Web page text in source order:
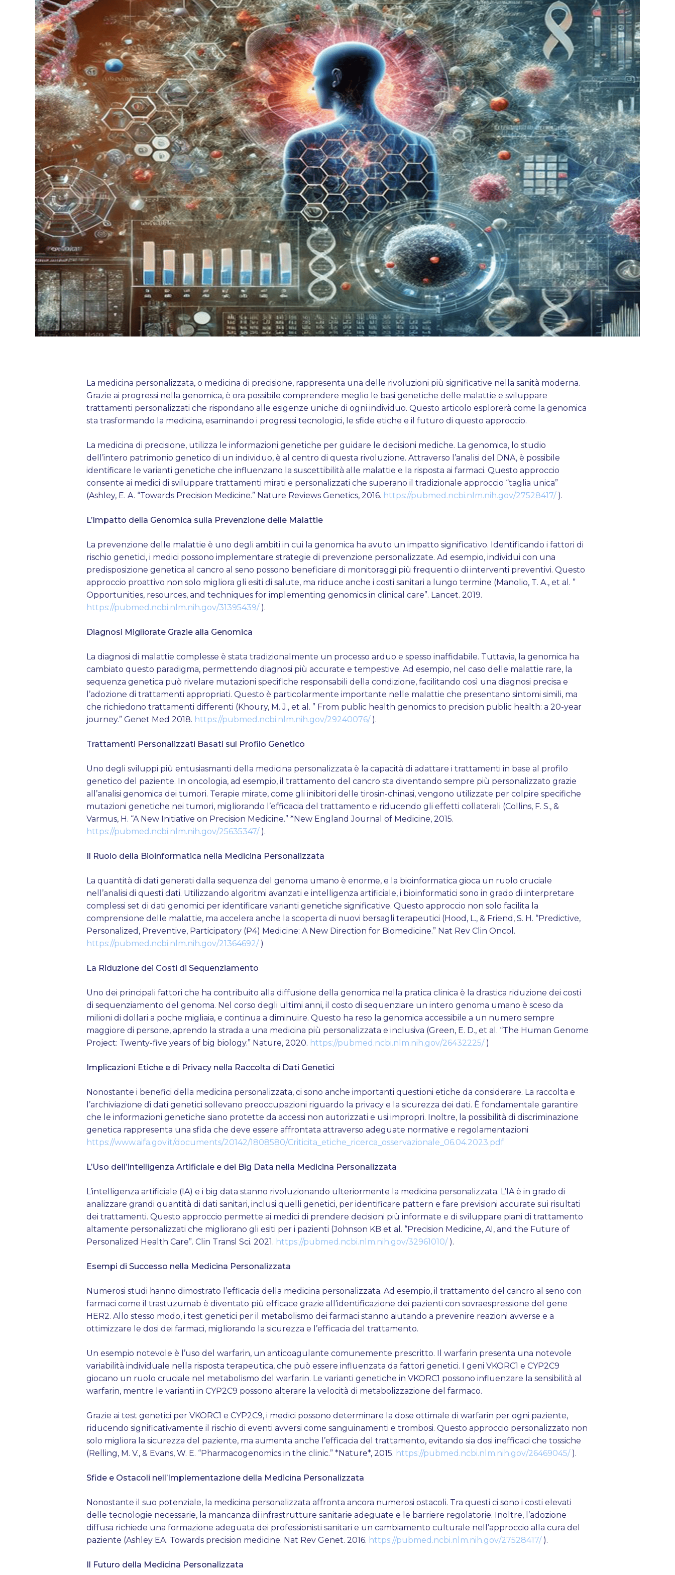
La medicina personalizzata, o medicina di precisione, rappresenta una delle rivoluzioni più significative nella sanità moderna.
Grazie ai progressi nella genomica, è ora possibile comprendere meglio le basi genetiche delle malattie e sviluppare
trattamenti personalizzati che rispondano alle esigenze uniche di ogni individuo. Questo articolo esplorerà come la genomica
sta trasformando la medicina, esaminando i progressi tecnologici, le sfide etiche e il futuro di questo approccio.
La medicina di precisione, utilizza le informazioni genetiche per guidare le decisioni mediche. La genomica, lo studio
dell’intero patrimonio genetico di un individuo, è al centro di questa rivoluzione. Attraverso l’analisi del DNA, è possibile
identificare le varianti genetiche che influenzano la suscettibilità alle malattie e la risposta ai farmaci. Questo approccio
consente ai medici di sviluppare trattamenti mirati e personalizzati che superano il tradizionale approccio “taglia unica”
(Ashley, E. A. “Towards Precision Medicine.” Nature Reviews Genetics, 2016. https://pubmed.ncbi.nlm.nih.gov/27528417/).
L’Impatto della Genomica sulla Prevenzione delle Malattie
La prevenzione delle malattie è uno degli ambiti in cui la genomica ha avuto un impatto significativo. Identificando i fattori di
rischio genetici, i medici possono implementare strategie di prevenzione personalizzate. Ad esempio, individui con una
predisposizione genetica al cancro al seno possono beneficiare di monitoraggi più frequenti o di interventi preventivi. Questo
approccio proattivo non solo migliora gli esiti di salute, ma riduce anche i costi sanitari a lungo termine (Manolio, T. A., et al. ”
Opportunities, resources, and techniques for implementing genomics in clinical care”. Lancet. 2019.
https://pubmed.ncbi.nlm.nih.gov/31395439/).
Diagnosi Migliorate Grazie alla Genomica
La diagnosi di malattie complesse è stata tradizionalmente un processo arduo e spesso inaffidabile. Tuttavia, la genomica ha
cambiato questo paradigma, permettendo diagnosi più accurate e tempestive. Ad esempio, nel caso delle malattie rare, la
sequenza genetica può rivelare mutazioni specifiche responsabili della condizione, facilitando così una diagnosi precisa e
l’adozione di trattamenti appropriati. Questo è particolarmente importante nelle malattie che presentano sintomi simili, ma
che richiedono trattamenti differenti (Khoury, M. J., et al. ” From public health genomics to precision public health: a 20-year
journey.” Genet Med 2018. https://pubmed.ncbi.nlm.nih.gov/29240076/).
Trattamenti Personalizzati Basati sul Profilo Genetico
Uno degli sviluppi più entusiasmanti della medicina personalizzata è la capacità di adattare i trattamenti in base al profilo
genetico del paziente. In oncologia, ad esempio, il trattamento del cancro sta diventando sempre più personalizzato grazie
all’analisi genomica dei tumori. Terapie mirate, come gli inibitori delle tirosin-chinasi, vengono utilizzate per colpire specifiche
mutazioni genetiche nei tumori, migliorando l’efficacia del trattamento e riducendo gli effetti collaterali (Collins, F. S., &
Varmus, H. “A New Initiative on Precision Medicine.” *New England Journal of Medicine, 2015.
https://pubmed.ncbi.nlm.nih.gov/25635347/).
Il Ruolo della Bioinformatica nella Medicina Personalizzata
La quantità di dati generati dalla sequenza del genoma umano è enorme, e la bioinformatica gioca un ruolo cruciale
nell’analisi di questi dati. Utilizzando algoritmi avanzati e intelligenza artificiale, i bioinformatici sono in grado di interpretare
complessi set di dati genomici per identificare varianti genetiche significative. Questo approccio non solo facilita la
comprensione delle malattie, ma accelera anche la scoperta di nuovi bersagli terapeutici (Hood, L., & Friend, S. H. “Predictive,
Personalized, Preventive, Participatory (P4) Medicine: A New Direction for Biomedicine.” Nat Rev Clin Oncol.
https://pubmed.ncbi.nlm.nih.gov/21364692/)
La Riduzione dei Costi di Sequenziamento
Uno dei principali fattori che ha contribuito alla diffusione della genomica nella pratica clinica è la drastica riduzione dei costi
di sequenziamento del genoma. Nel corso degli ultimi anni, il costo di sequenziare un intero genoma umano è sceso da
milioni di dollari a poche migliaia, e continua a diminuire. Questo ha reso la genomica accessibile a un numero sempre
maggiore di persone, aprendo la strada a una medicina più personalizzata e inclusiva (Green, E. D., et al. “The Human Genome
Project: Twenty-five years of big biology.” Nature, 2020. https://pubmed.ncbi.nlm.nih.gov/26432225/)
Implicazioni Etiche e di Privacy nella Raccolta di Dati Genetici
Nonostante i benefici della medicina personalizzata, ci sono anche importanti questioni etiche da considerare. La raccolta e
l’archiviazione di dati genetici sollevano preoccupazioni riguardo la privacy e la sicurezza dei dati. È fondamentale garantire
che le informazioni genetiche siano protette da accessi non autorizzati e usi impropri. Inoltre, la possibilità di discriminazione
genetica rappresenta una sfida che deve essere affrontata attraverso adeguate normative e regolamentazioni
https://www.aifa.gov.it/documents/20142/1808580/Criticita_etiche_ricerca_osservazionale_06.04.2023.pdf
L’Uso dell’Intelligenza Artificiale e dei Big Data nella Medicina Personalizzata
L’intelligenza artificiale (IA) e i big data stanno rivoluzionando ulteriormente la medicina personalizzata. L’IA è in grado di
analizzare grandi quantità di dati sanitari, inclusi quelli genetici, per identificare pattern e fare previsioni accurate sui risultati
dei trattamenti. Questo approccio permette ai medici di prendere decisioni più informate e di sviluppare piani di trattamento
altamente personalizzati che migliorano gli esiti per i pazienti (Johnson KB et al. “Precision Medicine, AI, and the Future of
Personalized Health Care”. Clin Transl Sci. 2021. https://pubmed.ncbi.nlm.nih.gov/32961010/).
Esempi di Successo nella Medicina Personalizzata
Numerosi studi hanno dimostrato l’efficacia della medicina personalizzata. Ad esempio, il trattamento del cancro al seno con
farmaci come il trastuzumab è diventato più efficace grazie all’identificazione dei pazienti con sovraespressione del gene
HER2. Allo stesso modo, i test genetici per il metabolismo dei farmaci stanno aiutando a prevenire reazioni avverse e a
ottimizzare le dosi dei farmaci, migliorando la sicurezza e l’efficacia del trattamento.
Un esempio notevole è l’uso del warfarin, un anticoagulante comunemente prescritto. Il warfarin presenta una notevole
variabilità individuale nella risposta terapeutica, che può essere influenzata da fattori genetici. I geni VKORC1 e CYP2C9
giocano un ruolo cruciale nel metabolismo del warfarin. Le varianti genetiche in VKORC1 possono influenzare la sensibilità al
warfarin, mentre le varianti in CYP2C9 possono alterare la velocità di metabolizzazione del farmaco.
Grazie ai test genetici per VKORC1 e CYP2C9, i medici possono determinare la dose ottimale di warfarin per ogni paziente,
riducendo significativamente il rischio di eventi avversi come sanguinamenti e trombosi. Questo approccio personalizzato non
solo migliora la sicurezza del paziente, ma aumenta anche l’efficacia del trattamento, evitando sia dosi inefficaci che tossiche
(Relling, M. V., & Evans, W. E. “Pharmacogenomics in the clinic.” *Nature*, 2015. https://pubmed.ncbi.nlm.nih.gov/26469045/).
Sfide e Ostacoli nell’Implementazione della Medicina Personalizzata
Nonostante il suo potenziale, la medicina personalizzata affronta ancora numerosi ostacoli. Tra questi ci sono i costi elevati
delle tecnologie necessarie, la mancanza di infrastrutture sanitarie adeguate e le barriere regolatorie. Inoltre, l’adozione
diffusa richiede una formazione adeguata dei professionisti sanitari e un cambiamento culturale nell’approccio alla cura del
paziente (Ashley EA. Towards precision medicine. Nat Rev Genet. 2016. https://pubmed.ncbi.nlm.nih.gov/27528417/).
Il Futuro della Medicina Personalizzata